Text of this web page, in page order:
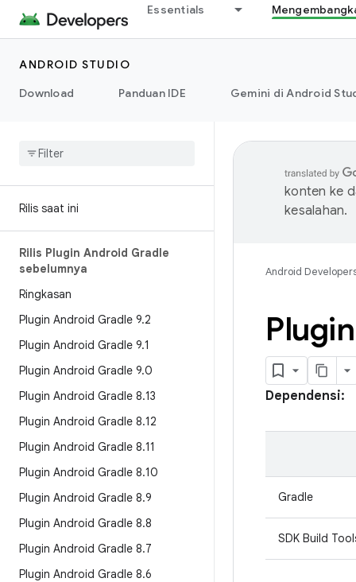
Essentials
ANDROID STUDIO
Download
Panduan IDE Gemini di Android
Rilis saat ini
Rilis Plugin Android Gradle
sebelumnya
Ringkasan
Plugin Android Gradle 9.2
Plugin Android Gradle 9.1
Plugin Android Gradle 9.0
Plugin Android Gradle 8.13
Plugin Android Gradle 8.12
Plugin Android Gradle 8.11
Plugin Android Gradle 8.10
Plugin Android Gradle 8.9
Plugin Android Gradle 8.8
Plugin Android Gradle 8.7
Plugin Android Gradle 8.6
konten ke
kesalahan.
Android
Dependensi:
Gradle
SDK Build